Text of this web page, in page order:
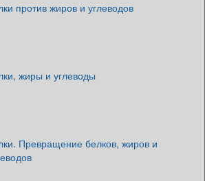
против жиров и углеводов
жиры и углеводы
Превращение белков, жиров и